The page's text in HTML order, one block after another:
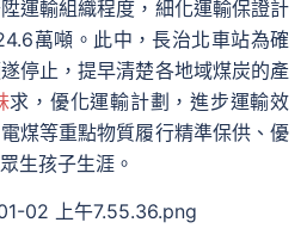
運輸組織程度，細化運輸保證計
萬噸。此中，長治北車站為確
停止，提早清楚各地域煤炭的產
求，優化運輸計劃，進步運輸效
煤等重點物質履行精準保供、優
生孩子生涯。